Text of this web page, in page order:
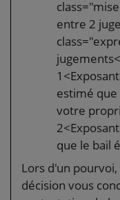
entre 2
estimé
votre
que le bail
Lors d'un
décision vous